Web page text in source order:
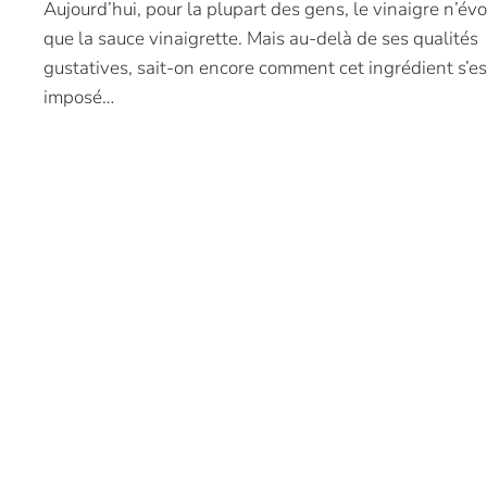
Aujourd’hui, pour la plupart des gens, le vinaigre
que la sauce vinaigrette. Mais au-delà de ses qualités
gustatives, sait-on encore comment cet ingrédient
imposé…